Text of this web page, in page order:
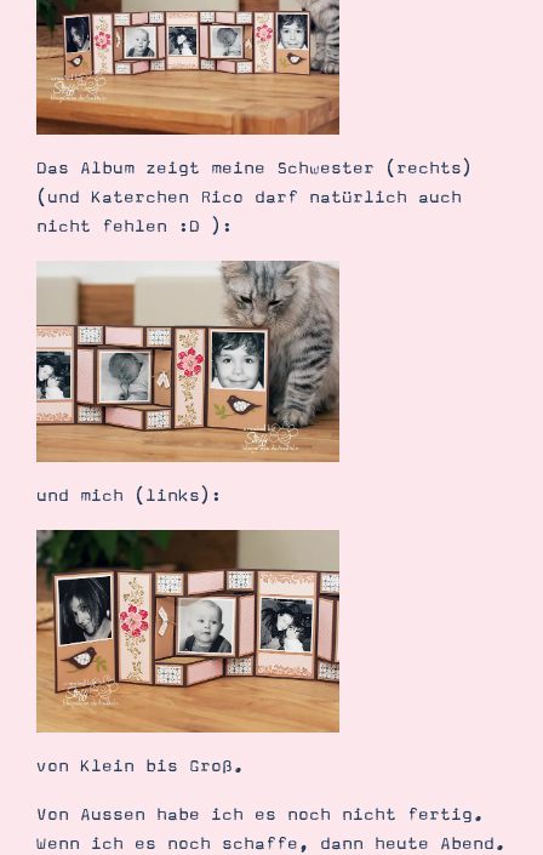
Tipps & Tricks
Ordnungstipps
Impressum Datenschutz
Das Album zeigt meine Schwester (rechts)
(und Katerchen Rico darf natürlich auch
nicht fehlen :D ):
und mich (links):
von Klein bis Groß.
Von Aussen habe ich es noch nicht fertig.
Wenn ich es noch schaffe, dann heute Abend.